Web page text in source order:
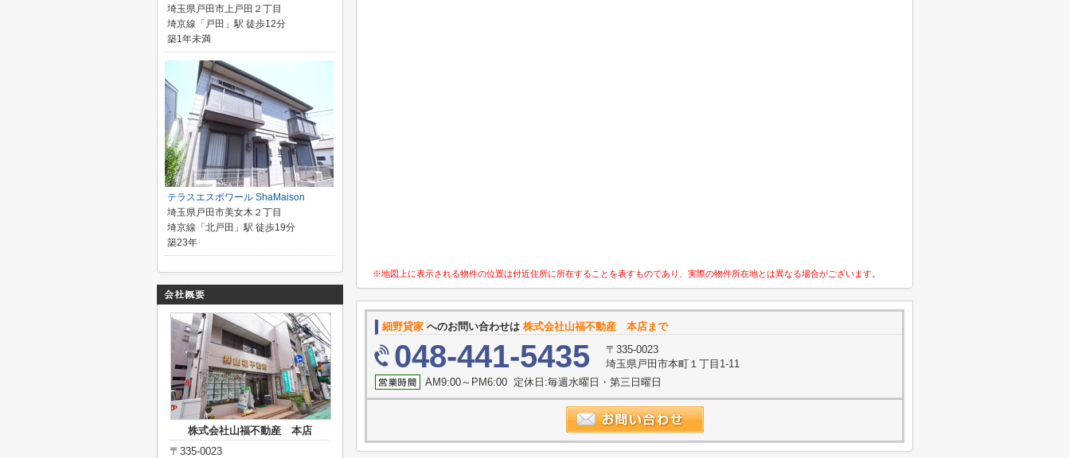
※地図上に表示される物件の位置は付近住所に所在することを表すものであり、実際の物件所在地とは異なる場合がございます。
細野貸家 へのお問い合わせは 株式会社山福不動産 本店まで
048-441-5435
〒335-0023
埼玉県戸田市本町１丁目1-11
AM9:00～PM6:00 定休日:毎週水曜日・第三日曜日
埼玉県戸田市上戸田２丁目
埼京線「戸田」駅 徒歩12分
築1年未満
テラスエスポワール ShaMaison
埼玉県戸田市美女木２丁目
埼京線「北戸田」駅 徒歩19分
築23年
株式会社山福不動産 本店
〒335-0023